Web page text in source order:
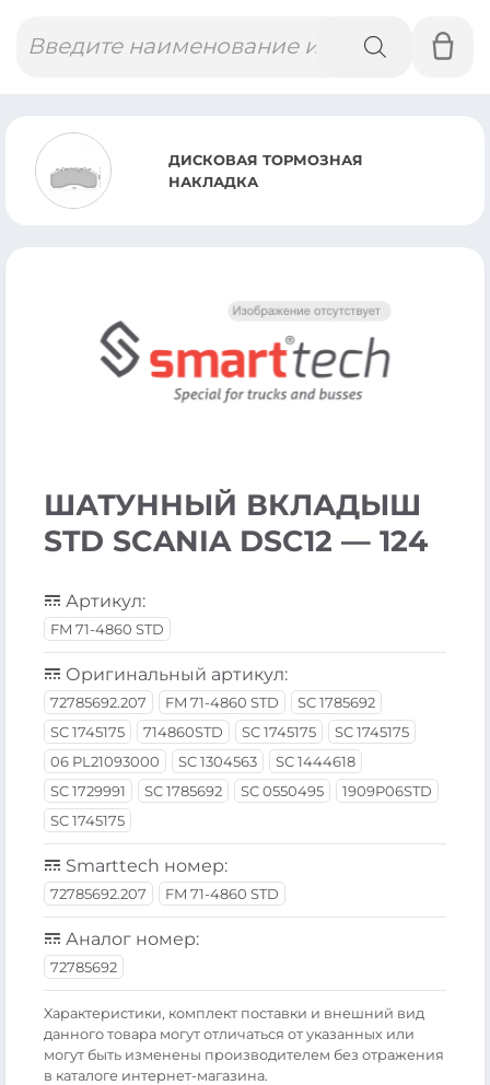
товаров
ДИСКОВАЯ ТОРМОЗНАЯ
НАКЛАДКА
ШАТУННЫЙ ВКЛАДЫШ
STD SCANIA DSC12 — 124
Артикул:
FM 71-4860 STD
Оригинальный артикул:
72785692.207 FM 71-4860 STD
SC 1785692
SC 1745175
714860STD SC 1745175
SC 1745175
06 PL21093000
SC 1304563
SC 1444618
SC 1729991
SC 1785692 SC 0550495
1909P06STD
SC 1745175
Smarttech номер:
72785692.207 FM 71-4860 STD
Аналог номер:
72785692
Xарактеристики, комплект поставки и внешний вид
данного товара могут отличаться от указанных или
могут быть изменены производителем без отражения
в каталоге интернет-магазина.